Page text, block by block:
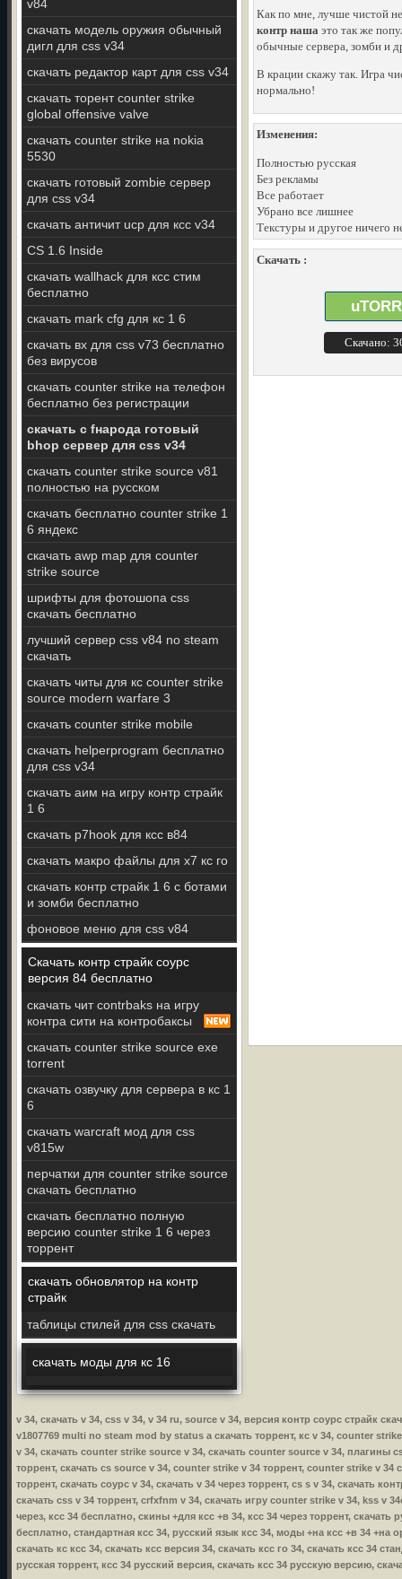
v84
скачать модель оружия обычный
дигл для css v34
скачать редактор карт для css v34
скачать торент counter strike
global offensive valve
скачать counter strike на nokia
5530
скачать готовый zombie сервер
для css v34
скачать античит ucp для ксс v34
CS 1.6 Inside
скачать wallhack для ксс стим
бесплатно
скачать mark cfg для кс 1 6
скачать вх для css v73 бесплатно
без вирусов
скачать counter strike на телефон
бесплатно без регистрации
скачать с fнарода готовый
bhop сервер для css v34
скачать counter strike source v81
полностью на русском
скачать бесплатно counter strike 1
6 яндекс
скачать awp map для counter
strike source
шрифты для фотошопа css
скачать бесплатно
лучший сервер css v84 no steam
скачать
скачать читы для кс counter strike
source modern warfare 3
скачать counter strike mobile
скачать helperprogram бесплатно
для css v34
скачать аим на игру контр страйк
1 6
скачать p7hook для ксс в84
скачать макро файлы для x7 кс го
скачать контр страйк 1 6 с ботами
и зомби бесплатно
фоновое меню для css v84
Скачать контр страйк соурс
версия 84 бесплатно
скачать чит contrbaks на игру
контра сити на контробаксы
скачать counter strike source exe
torrent
скачать озвучку для сервера в кс 1
6
скачать warcraft мод для css
v815w
перчатки для counter strike source
скачать бесплатно
скачать бесплатно полную
версию counter strike 1 6 через
торрент
скачать обновлятор на контр
страйк
таблицы стилей для css скачать
скачать моды для кс 16
Как по мне, лучше чистой
контр наша это так же
обычные сервера, зомби и
В крации скажу так. Игра
нормально!
Изменения:
Полностью русская
Без рекламы
Все работает
Убрано все лишнее
Текстуры и другое ничего
Скачать :
Скачано:
v 34, скачать v 34, css v 34, v 34 ru, source v 34, версия контр соурс страйк
v1807769 multi no steam mod by status a скачать торрент, кс v 34, counter
v 34, скачать counter strike source v 34, скачать counter source v 34, плагины
торрент, скачать cs source v 34, counter strike v 34 торрент, counter strike v
торрент, скачать соурс v 34, скачать v 34 через торрент, cs s v 34, скачать
скачать css v 34 торрент, crfxfnm v 34, скачать игру counter strike v 34, kss v
через, ксс 34 бесплатно, скины +для ксс +в 34, ксс 34 через торрент, скачать
бесплатно, стандартная ксс 34, русский язык ксс 34, моды +на ксс +в 34 +на
скачать кс ксс 34, скачать ксс версия 34, скачать ксс го 34, скачать ксс 34
русская торрент, ксс 34 русский версия, скачать ксс 34 русскую версию,